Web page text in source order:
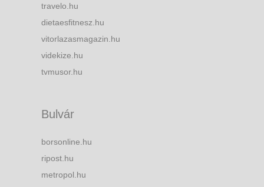
travelo.hu
dietaesfitnesz.hu
vitorlazasmagazin.hu
videkize.hu
tvmusor.hu
Bulvár
borsonline.hu
ripost.hu
metropol.hu